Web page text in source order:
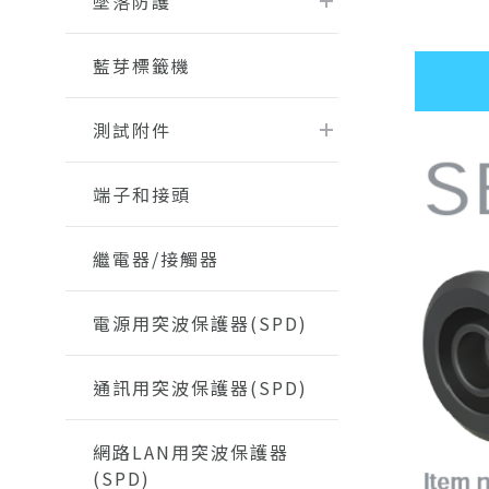
藍芽標籤機
測試附件
端子和接頭
繼電器/接觸器
電源用突波保護器(SPD)
通訊用突波保護器(SPD)
網路LAN用突波保護器
(SPD)